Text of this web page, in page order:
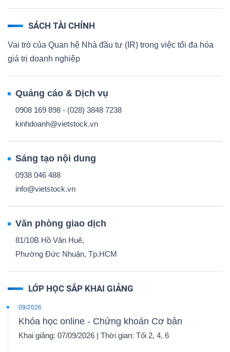
SÁCH TÀI CHÍNH
Vai trò của Quan hệ Nhà đầu tư (IR) trong việc tối đa hóa
giá trị doanh nghiệp
Quảng cáo & Dịch vụ
0908 169 898 - (028) 3848 7238
kinhdoanh@vietstock.vn
Sáng tạo nội dung
0938 046 488
info@vietstock.vn
Văn phòng giao dịch
81/10B Hồ Văn Huê,
Phường Đức Nhuận, Tp.HCM
LỚP HỌC SẮP KHAI GIẢNG
09/2026
Khóa học online - Chứng khoán Cơ bản
Khai giảng: 07/09/2026 | Thời gian: Tối 2, 4, 6